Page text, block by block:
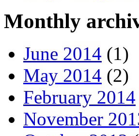
Monthly
June 2014 (1)
May 2014 (2)
February 2014
November